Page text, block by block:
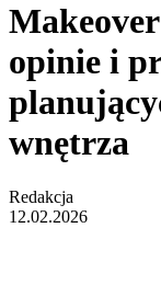
opinie i
wnętrza
Redakcja
12.02.2026